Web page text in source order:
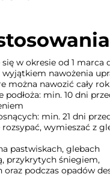
w okresie od 1 marca
wyjątkiem nawożenia
można nawozić cały rok
min. 10 dni
min. 21 dni
wymieszać z
pastwiskach, glebach
przykrytych śniegiem,
podczas opadów